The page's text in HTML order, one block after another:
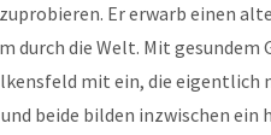
Er erwarb einen
durch die Welt. Mit gesundem
mit ein, die eigentlich
beide bilden inzwischen ein